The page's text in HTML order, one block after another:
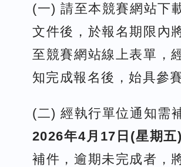
(一) 請至本競賽網站下
文件後，於報名期限內
至競賽網站線上表單，
知完成報名後，始具參
(二) 經執行單位通知需
2026年4月17日(星期五
補件，逾期未完成者，